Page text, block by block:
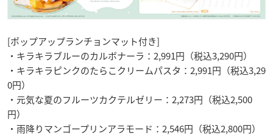
[ポップアップランチョンマット付き]
・キラキラブルーのカルボナーラ：2,991円（税込3,290円）
・キラキラピンクのたらこクリームパスタ：2,991円（税込3,29
0円）
・元気な夏のフルーツカクテルゼリー：2,273円（税込2,500
円）
・雨降りマンゴープリンアラモード：2,546円（税込2,800円）